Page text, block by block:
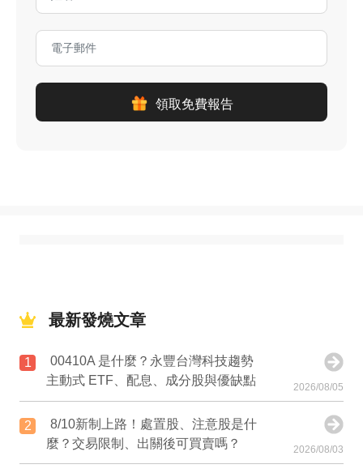
領取免費報告
最新發燒文章
1
00410A 是什麼？永豐台灣科技趨勢
主動式 ETF、配息、成分股與優缺點
2026/08/05
2
8/10新制上路！處置股、注意股是什
麼？交易限制、出關後可買賣嗎？
2026/08/03